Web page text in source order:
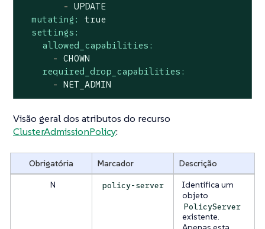
- UPDATE
mutating:
true
settings:
allowed_capabilities:
- CHOWN
required_drop_capabilities:
- NET_ADMIN
Visão geral dos atributos do recurso
ClusterAdmissionPolicy:
Obrigatória Marcador
Descrição
N
policy-server
Identifica um
objeto
PolicyServer
existente.